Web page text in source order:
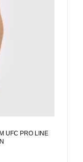
UFC PRO LINE